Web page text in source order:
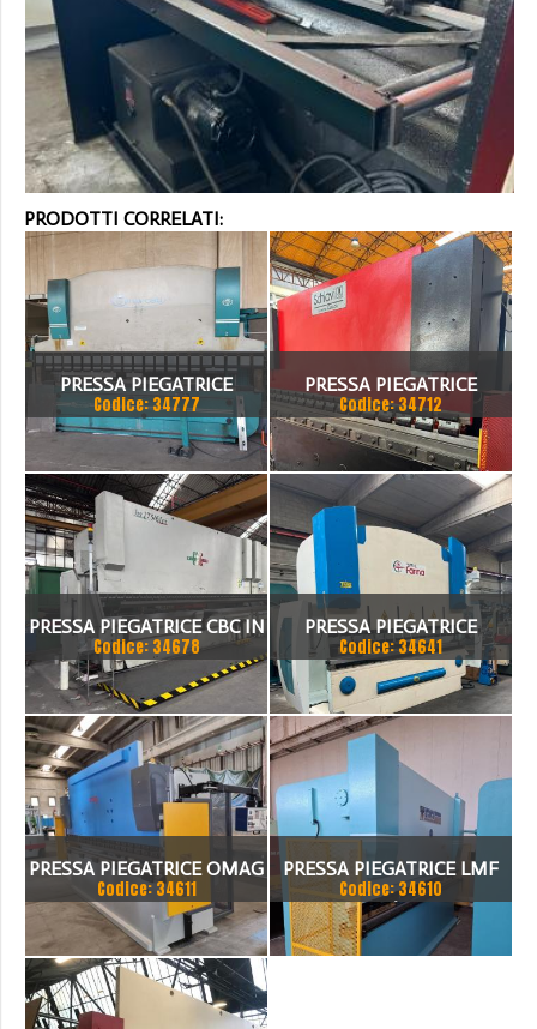
PRODOTTI CORRELATI:
PRESSA PIEGATRICE
VIMERCATI 80X4175
Codice: 34777
PRESSA PIEGATRICE
SCHIAVI 6 ASSI 3000 X 100
TON
Codice: 34712
PRESSA PIEGATRICE CBC IN
TANDEM
Codice: 34678
PRESSA PIEGATRICE
FARINA 3000 X 130 TON
Codice: 34641
PRESSA PIEGATRICE OMAG
EPB 10036100 TON X 4MT
Codice: 34611
PRESSA PIEGATRICE LMF
100 TON. / 4100MM
Codice: 34610